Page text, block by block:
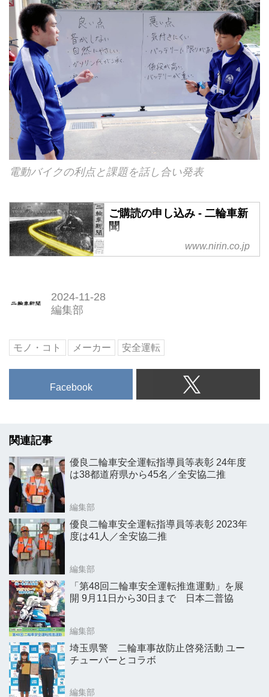
電動バイクの利点と課題を話し合い発表
ご購読の申し込み - 二輪車新
聞
www.nirin.co.jp
2024-11-28
編集部
モノ・コト メーカー 安全運転
Facebook
関連記事
優良二輪車安全運転指導員等表彰 24年度
は38都道府県から45名／全安協二推
編集部
優良二輪車安全運転指導員等表彰 2023年
度は41人／全安協二推
編集部
「第48回二輪車安全運転推進運動」を展
開 9月11日から30日まで 日本二普協
編集部
埼玉県警 二輪車事故防止啓発活動 ユー
チューバーとコラボ
編集部